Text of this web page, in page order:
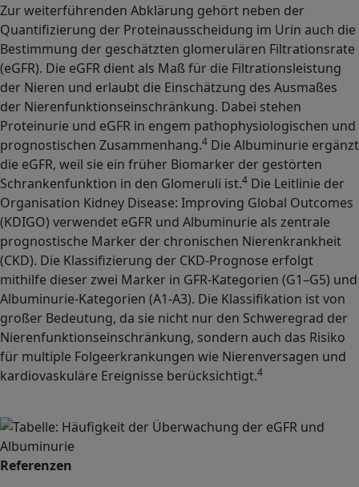
Zur weiterführenden Abklärung gehört neben der
Quantifizierung der Proteinausscheidung im Urin auch die
Bestimmung der geschätzten glomerulären Filtrationsrate
(eGFR). Die eGFR dient als Maß für die Filtrationsleistung
der Nieren und erlaubt die Einschätzung des Ausmaßes
der Nierenfunktionseinschränkung. Dabei stehen
Proteinurie und eGFR in engem pathophysiologischen und
prognostischen Zusammenhang.4 Die Albuminurie ergänzt
die eGFR, weil sie ein früher Biomarker der gestörten
Schrankenfunktion in den Glomeruli ist.4 Die Leitlinie der
Organisation Kidney Disease: Improving Global Outcomes
(KDIGO) verwendet eGFR und Albuminurie als zentrale
prognostische Marker der chronischen Nierenkrankheit
(CKD). Die Klassifizierung der CKD-Prognose erfolgt
mithilfe dieser zwei Marker in GFR-Kategorien (G1–G5) und
Albuminurie-Kategorien (A1-A3). Die Klassifikation ist von
großer Bedeutung, da sie nicht nur den Schweregrad der
Nierenfunktionseinschränkung, sondern auch das Risiko
für multiple Folgeerkrankungen wie Nierenversagen und
kardiovaskuläre Ereignisse berücksichtigt.4
Image
Referenzen